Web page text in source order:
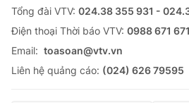
Tổng đài VTV: 024.38 355 931 -
Ðiện thoại Thời báo VTV: 0988 671 671
Email: toasoan@vtv.vn
Liên hệ quảng cáo: (024) 626 79595